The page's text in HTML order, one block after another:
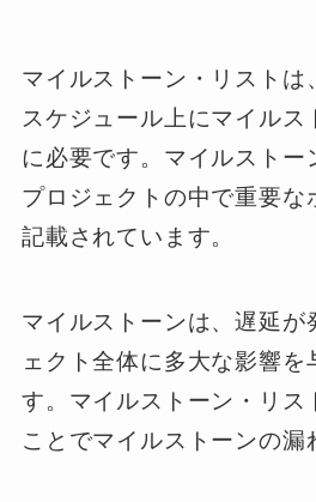
マイルストーン・リストは
スケジュール上にマイルス
に必要です。マイルストー
プロジェクトの中で重要な
記載されています。
マイルストーンは、遅延が
ェクト全体に多大な影響を
す。マイルストーン・リス
ことでマイルストーンの漏